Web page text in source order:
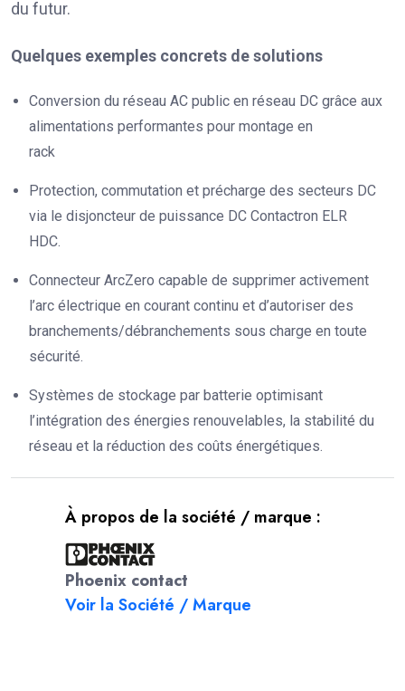
du futur.
Quelques exemples concrets de solutions
Conversion du réseau AC public en réseau DC grâce aux
alimentations performantes pour montage en
rack
Protection, commutation et précharge des secteurs DC
via le disjoncteur de puissance DC Contactron ELR
HDC.
Connecteur ArcZero capable de supprimer activement
l’arc électrique en courant continu et d’autoriser des
branchements/débranchements sous charge en toute
sécurité.
Systèmes de stockage par batterie optimisant
l’intégration des énergies renouvelables, la stabilité du
réseau et la réduction des coûts énergétiques.
À propos de la société / marque :
Phoenix contact
Voir la Société / Marque